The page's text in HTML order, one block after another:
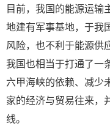
目前，我国的能源运输
地建有军事基地，于我
风险，也不利于能源供
我国也相当于打通了一
六甲海峡的依赖、减少
家的经济与贸易往来，
线。